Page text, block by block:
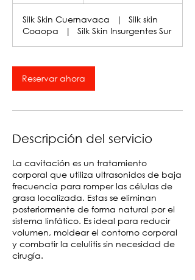
Silk Skin Cuernavaca |
Silk skin
Coaopa
| Silk Skin Insurgentes Sur
Reservar ahora
Descripción del servicio
La cavitación es un tratamiento
corporal que utiliza ultrasonidos de baja
frecuencia para romper las células de
grasa localizada. Estas se eliminan
posteriormente de forma natural por el
sistema linfático. Es ideal para reducir
volumen, moldear el contorno corporal
y combatir la celulitis sin necesidad de
cirugía.